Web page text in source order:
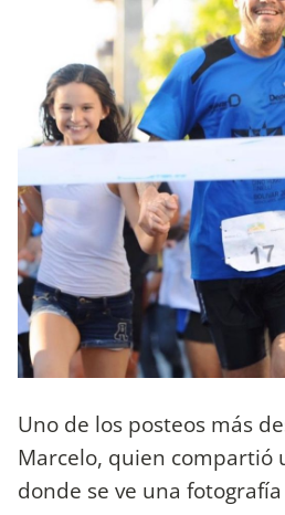
Uno de los posteos más
Marcelo, quien compartió
donde se ve una